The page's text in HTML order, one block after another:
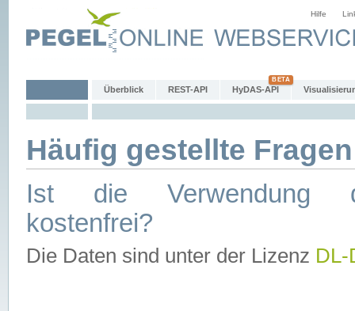
Hilfe
Überblick REST-API HyDAS-API
Häufig gestellte
Ist die Verwendung
kostenfrei?
Die Daten sind unter der Lizenz